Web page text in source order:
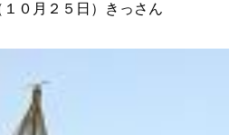
０月２５日）きっさん